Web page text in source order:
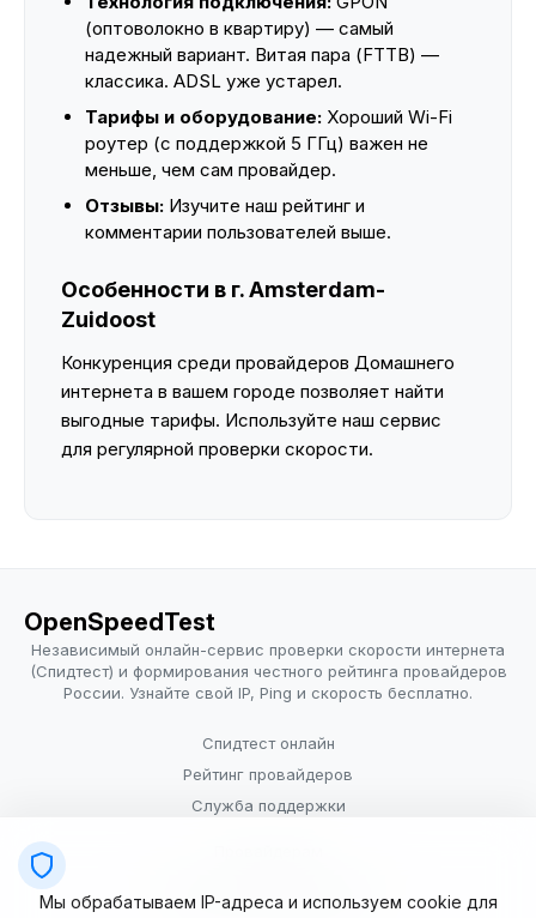
(оптоволокно в квартиру) — самый
надежный вариант. Витая пара (FTTB) —
классика. ADSL уже устарел.
Тарифы и оборудование: Хороший Wi-Fi
роутер (с поддержкой 5 ГГц) важен не
меньше, чем сам провайдер.
Отзывы: Изучите наш рейтинг и
комментарии пользователей выше.
Особенности в г. Amsterdam-
Zuidoost
Конкуренция среди провайдеров Домашнего
интернета в вашем городе позволяет найти
выгодные тарифы. Используйте наш сервис
для регулярной проверки скорости.
OpenSpeedTest
Независимый онлайн-сервис проверки скорости интернета
(Спидтест) и формирования честного рейтинга провайдеров
России. Узнайте свой IP, Ping и скорость бесплатно.
Спидтест онлайн
Рейтинг провайдеров
Служба поддержки
Условия использования
Мы обрабатываем IP-адреса и используем cookie для